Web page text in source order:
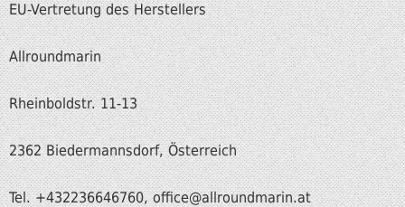
EU-Vertretung des Herstellers
Allroundmarin
Rheinboldstr. 11-13
2362 Biedermannsdorf, Österreich
Tel. +432236646760, office@allroundmarin.at